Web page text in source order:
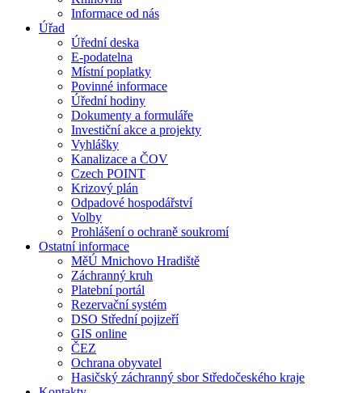
Informace od nás
Úřad
Úřední deska
E-podatelna
Místní poplatky
Povinné informace
Úřední hodiny
Dokumenty a formuláře
Investiční akce a projekty
Vyhlášky
Kanalizace a ČOV
Czech POINT
Krizový plán
Odpadové hospodářství
Volby
Prohlášení o ochraně soukromí
Ostatní informace
MěÚ Mnichovo Hradiště
Záchranný kruh
Platební portál
Rezervační systém
DSO Střední pojizeří
GIS online
ČEZ
Ochrana obyvatel
Hasičský záchranný sbor Středočeského kraje